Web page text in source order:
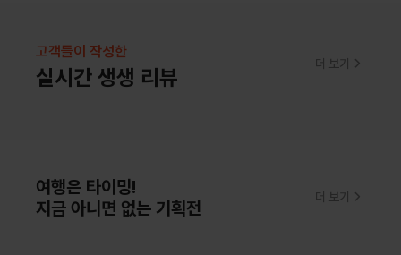
고객들이 작성한
실시간 생생 리뷰
더 보기
여행은 타이밍!
지금 아니면 없는 기획전
더 보기